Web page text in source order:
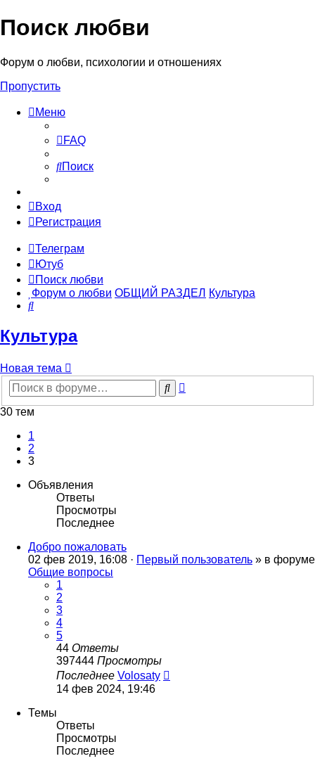
Поиск любви
Форум о любви, психологии и отношениях
Пропустить
Меню
FAQ
Поиск
Вход
Регистрация
Телеграм
Ютуб
Поиск любви
Форум о любви ОБЩИЙ РАЗДЕЛ Культура
Поиск
Культура
Новая тема
Поиск
30 тем
1
2
3
Объявления
Ответы
Просмотры
Последнее
Добро пожаловать
02 фев 2019, 16:08 · Первый пользователь » в форуме
Общие вопросы
1
2
3
4
5
44 Ответы
397444 Просмотры
Последнее Volosaty
14 фев 2024, 19:46
Темы
Ответы
Просмотры
Последнее